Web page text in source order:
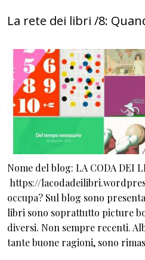
La rete dei libri /8:
Nome del blog: LA CODA DEI
https://
occupa? Sul blog sono
libri sono soprattutto picture
diversi. Non sempre recenti.
tante buone ragioni, sono